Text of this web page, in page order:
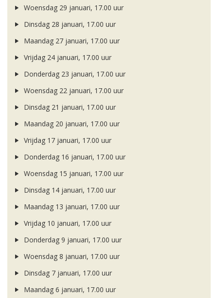
Woensdag 29 januari, 17.00 uur
Dinsdag 28 januari, 17.00 uur
Maandag 27 januari, 17.00 uur
Vrijdag 24 januari, 17.00 uur
Donderdag 23 januari, 17.00 uur
Woensdag 22 januari, 17.00 uur
Dinsdag 21 januari, 17.00 uur
Maandag 20 januari, 17.00 uur
Vrijdag 17 januari, 17.00 uur
Donderdag 16 januari, 17.00 uur
Woensdag 15 januari, 17.00 uur
Dinsdag 14 januari, 17.00 uur
Maandag 13 januari, 17.00 uur
Vrijdag 10 januari, 17.00 uur
Donderdag 9 januari, 17.00 uur
Woensdag 8 januari, 17.00 uur
Dinsdag 7 januari, 17.00 uur
Maandag 6 januari, 17.00 uur